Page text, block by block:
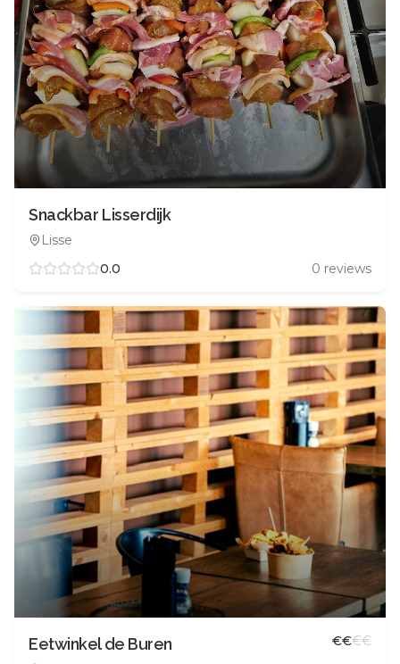
Snackbar Lisserdijk
Lisse
0.0
0 reviews
Eetwinkel de Buren €€€€